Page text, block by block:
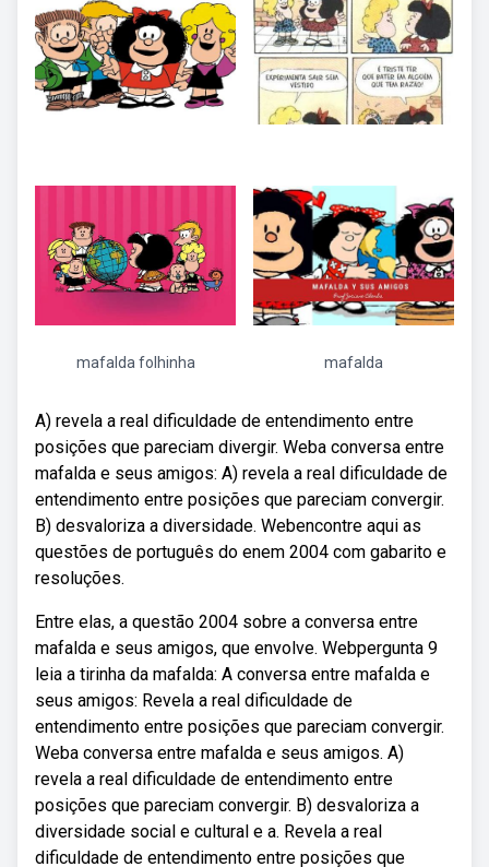
mafalda folhinha mafalda
A) revela a real dificuldade de entendimento entre
posições que pareciam divergir. Weba conversa entre
mafalda e seus amigos: A) revela a real dificuldade de
entendimento entre posições que pareciam convergir.
B) desvaloriza a diversidade. Webencontre aqui as
questões de português do enem 2004 com gabarito e
resoluções.
Entre elas, a questão 2004 sobre a conversa entre
mafalda e seus amigos, que envolve. Webpergunta 9
leia a tirinha da mafalda: A conversa entre mafalda e
seus amigos: Revela a real dificuldade de
entendimento entre posições que pareciam convergir.
Weba conversa entre mafalda e seus amigos. A)
revela a real dificuldade de entendimento entre
posições que pareciam convergir. B) desvaloriza a
diversidade social e cultural e a. Revela a real
dificuldade de entendimento entre posições que